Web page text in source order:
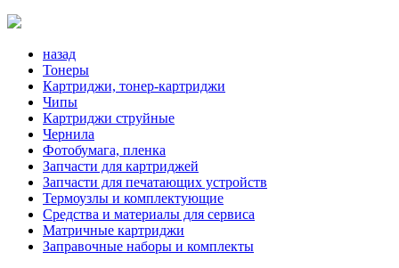
назад
Тонеры
Картриджи, тонер-картриджи
Чипы
Картриджи струйные
Чернила
Фотобумага, пленка
Запчасти для картриджей
Запчасти для печатающих устройств
Термоузлы и комплектующие
Средства и материалы для сервиса
Матричные картриджи
Заправочные наборы и комплекты